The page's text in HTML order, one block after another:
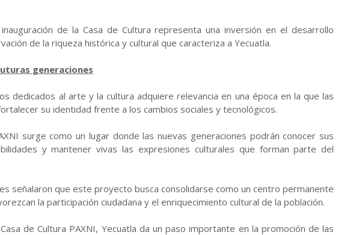
de la Casa de Cultura representa una inversión en el desarrollo
de la riqueza histórica y cultural que caracteriza a Yecuatla.
generaciones
dedicados al arte y la cultura adquiere relevancia en una época en la que las
su identidad frente a los cambios sociales y tecnológicos.
surge como un lugar donde las nuevas generaciones podrán conocer sus
y mantener vivas las expresiones culturales que forman parte del
señalaron que este proyecto busca consolidarse como un centro permanente
la participación ciudadana y el enriquecimiento cultural de la población.
de Cultura PAXNI, Yecuatla da un paso importante en la promoción de las